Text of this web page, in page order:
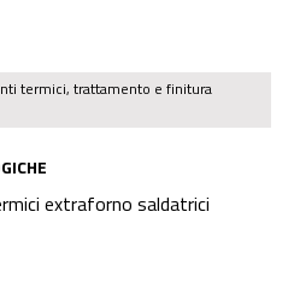
termici, trattamento e finitura
extraforno saldatrici